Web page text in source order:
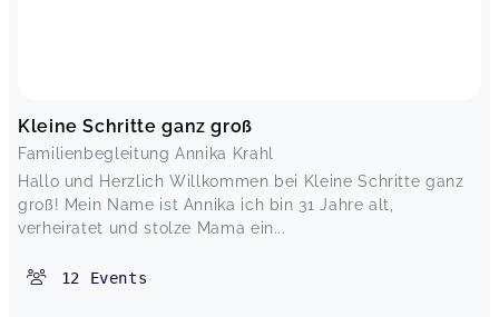
Kleine Schritte ganz groß
Familienbegleitung Annika Krahl
Hallo und Herzlich Willkommen bei Kleine Schritte ganz
groß! Mein Name ist Annika ich bin 31 Jahre alt,
verheiratet und stolze Mama ein...
12 Events